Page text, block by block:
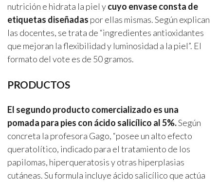
nutrición e hidrata la piel ycuyo envase consta de
etiquetas diseñadas por ellas mismas. Según explican
las docentes, se trata de “ingredientes antioxidantes
que mejoran la flexibilidad y luminosidad a la piel”. El
formato del vote es de 50 gramos.
PRODUCTOS
El segundo producto comercializado es una
pomada para pies con ácido salicílico al 5%.Según
concreta la profesora Gago, “posee un alto efecto
queratolítico, indicado para el tratamiento de los
papilomas, hiperqueratosis y otras hiperplasias
cutáneas. Su formula incluye ácido salicílico que actúa